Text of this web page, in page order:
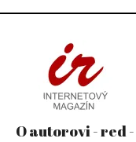
O autorovi - red -